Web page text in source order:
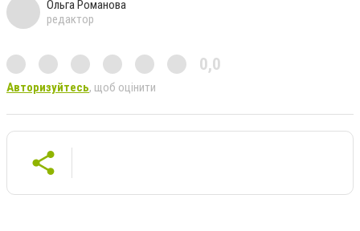
Ольга Романова
редактор
0,0
Авторизуйтесь, щоб оцінити